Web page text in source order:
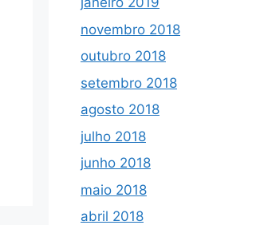
novembro 2018
outubro 2018
setembro 2018
agosto 2018
julho 2018
junho 2018
maio 2018
abril 2018